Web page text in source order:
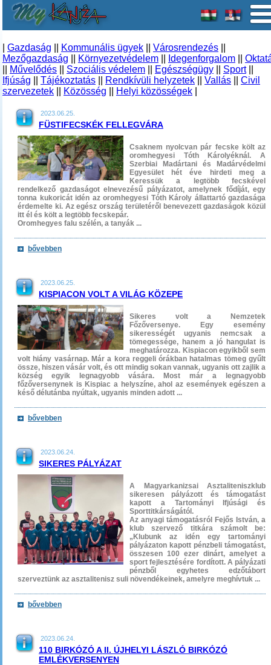
Gazdaság Kommunális ügyek Városrendezés
Mezőgazdaság
Környezetvédelem Idegenforgalom
Művelődés Szociális védelem Egészségügy Sport||
Ifjúság
Tájékoztatás Rendkívüli helyzetek Vallás
Civil
szervezetek
Közösség Helyi közösségek
2023.06.25.
FÜSTIFECSKÉK FELLEGVÁRA
Csaknem nyolcvan pár fecske költ az
oromhegyesi Tóth Károlyéknál. A
Szerbiai Madártani és Madárvédelmi
Egyesület hét éve hirdeti meg a
Keressük a legtöbb fecskével
rendelkező gazdaságot elnevezésű pályázatot, amelynek fődíját, egy
tonna kukoricát idén az oromhegyesi Tóth Károly állattartó gazdasága
érdemelte ki. Az egész ország területéről benevezett gazdaságok közül
itt él és költ a legtöbb fecskepár.
Oromhegyes falu szélén, a tanyák ...
bővebben
2023.06.25.
KISPIACON VOLT A VILÁG KÖZEPE
Sikeres volt a Nemzetek
Főzőversenye. Egy esemény
sikerességét ugyanis nemcsak a
tömegessége, hanem a jó hangulat is
meghatározza. Kispiacon egyikből sem
volt hiány vasárnap. Már a kora reggeli órákban hatalmas tömeg gyűlt
össze, hiszen vásár volt, és ott mindig sokan vannak, ugyanis ott zajlik a
község egyik legnagyobb vására. Most már a legnagyobb
főzőversenynek is Kispiac a helyszíne, ahol az események egészen a
késő délutánba nyúltak, ugyanis minden adott ...
bővebben
2023.06.24.
SIKERES PÁLYÁZAT
A Magyarkanizsai Asztaliteniszklub
sikeresen pályázott és támogatást
kapott a Tartományi Ifjúsági és
Sporttitkárságától.
Az anyagi támogatásról Fejős István, a
klub szervező titkára számolt be:
„Klubunk az idén egy tartományi
pályázaton kapott pénzbeli támogatást,
összesen 100 ezer dinárt, amelyet a
sport fejlesztésére fordított. A pályázati
pénzből egyhetes edzőtábort
szerveztünk az asztalitenisz suli növendékeinek, amelyre meghívtuk ...
bővebben
2023.06.24.
110 BIRKÓZÓ A II. ÚJHELYI LÁSZLÓ BIRKÓZÓ
EMLÉKVERSENYEN